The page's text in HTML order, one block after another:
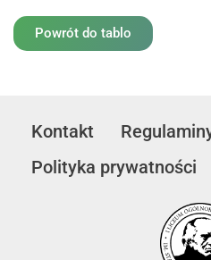
Powrót do tablo
Kontakt
Polityka prywatności